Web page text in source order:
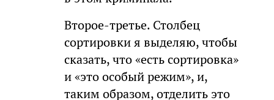
Второе-третье. Столбец
сортировки я выделяю, чтобы
сказать, что «есть сортировка»
и «это особый режим», и,
таким образом, отделить это